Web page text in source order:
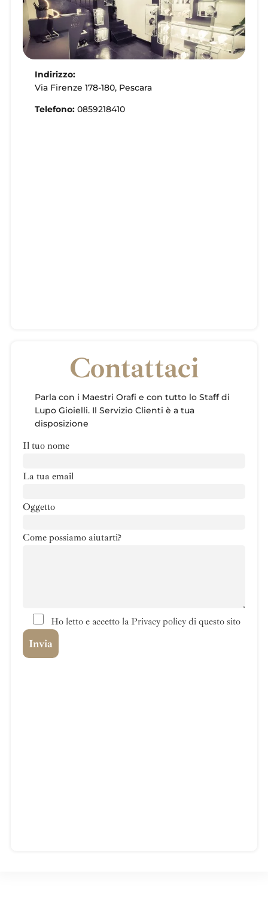
Indirizzo:
Via Firenze 178-180, Pescara
Telefono: 0859218410
Contattaci
Parla con i Maestri Orafi e con tutto lo Staff di
Lupo Gioielli. Il Servizio Clienti è a tua
disposizione
Il tuo nome
La tua email
Oggetto
Come possiamo aiutarti?
Ho letto e accetto la Privacy policy di questo sito